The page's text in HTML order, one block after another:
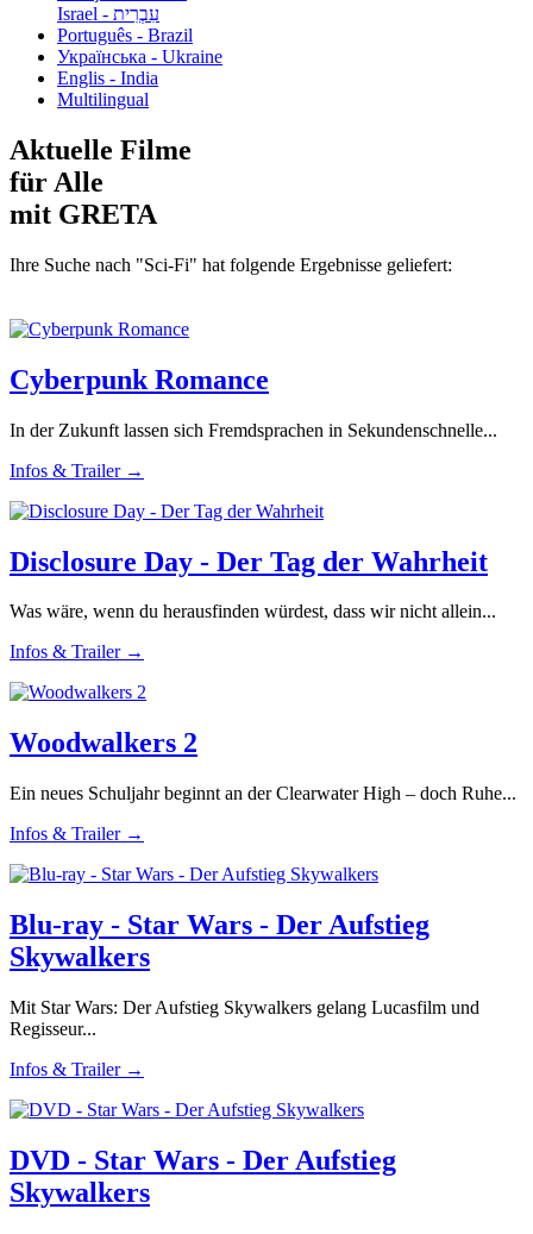
עִבְרִית - Israel
Português - Brazil
Українська - Ukraine
Englis - India
Multilingual
Aktuelle Filme
für Alle
mit GRETA
Ihre Suche nach "Sci-Fi" hat folgende Ergebnisse geliefert:
Cyberpunk Romance
In der Zukunft lassen sich Fremdsprachen in Sekundenschnelle...
Infos & Trailer →
Disclosure Day - Der Tag der Wahrheit
Was wäre, wenn du herausfinden würdest, dass wir nicht allein...
Infos & Trailer →
Woodwalkers 2
Ein neues Schuljahr beginnt an der Clearwater High – doch Ruhe...
Infos & Trailer →
Blu-ray - Star Wars - Der Aufstieg
Skywalkers
Mit Star Wars: Der Aufstieg Skywalkers gelang Lucasfilm und
Regisseur...
Infos & Trailer →
DVD - Star Wars - Der Aufstieg
Skywalkers